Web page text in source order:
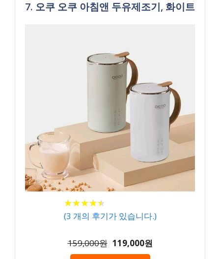
7. 오쿠 오쿠 아침앤 두유제조기, 화이트
★★★★★
★★★★★
(3 개의 후기가 있습니다.)
159,000원 119,000원